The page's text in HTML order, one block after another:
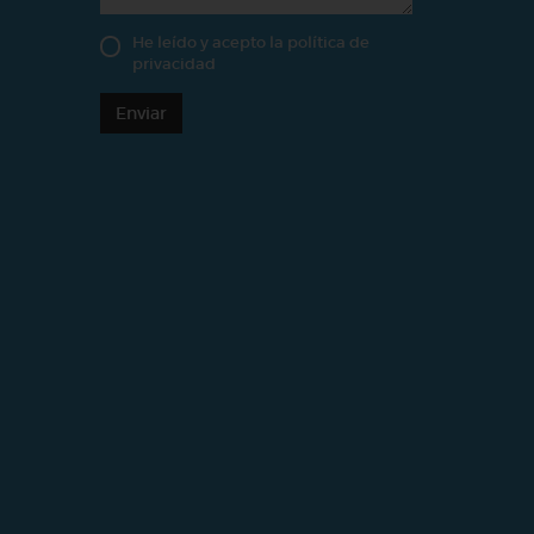
He leído y acepto la política de
privacidad
Enviar